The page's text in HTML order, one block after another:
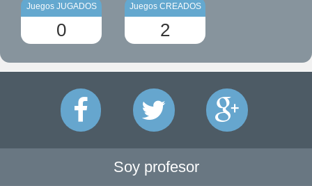
Juegos JUGADOS
0
Juegos CREADOS
2
Soy profesor